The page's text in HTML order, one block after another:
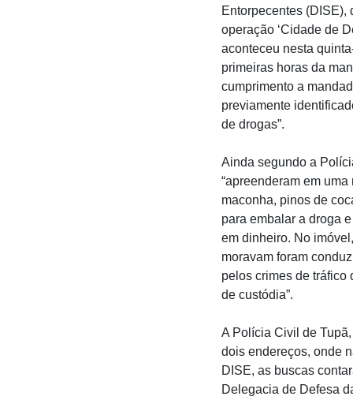
Entorpecentes (DISE),
operação ‘Cidade de
aconteceu nesta
primeiras horas da
cumprimento a
previamente
de drogas”.
Ainda segundo a
“apreenderam em
maconha, pinos de
para embalar a droga
em dinheiro. No
moravam foram
pelos crimes de tráfico
de custódia”.
A Polícia Civil de
dois endereços, onde
DISE, as buscas
Delegacia de Defesa